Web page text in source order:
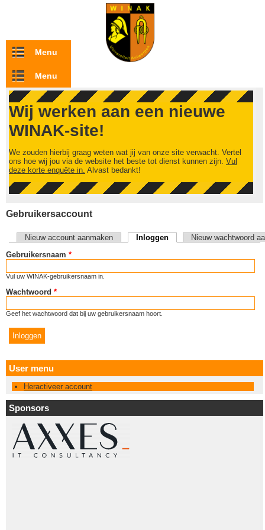
Overslaan en naar de inhoud gaan
Menu
Menu
Wij werken aan een nieuwe
WINAK-site!
We zouden hierbij graag weten wat jij van onze site verwacht. Vertel
ons hoe wij jou via de website het beste tot dienst kunnen zijn. Vul
deze korte enquête in. Alvast bedankt!
Gebruikersaccount
Primaire tabs
Nieuw account aanmaken Inloggen(actieve tabblad)
Nieuw wachtwoord
Gebruikersnaam *
Vul uw WINAK-gebruikersnaam in.
Wachtwoord *
Geef het wachtwoord dat bij uw gebruikersnaam hoort.
User menu
Heractiveer account
Sponsors